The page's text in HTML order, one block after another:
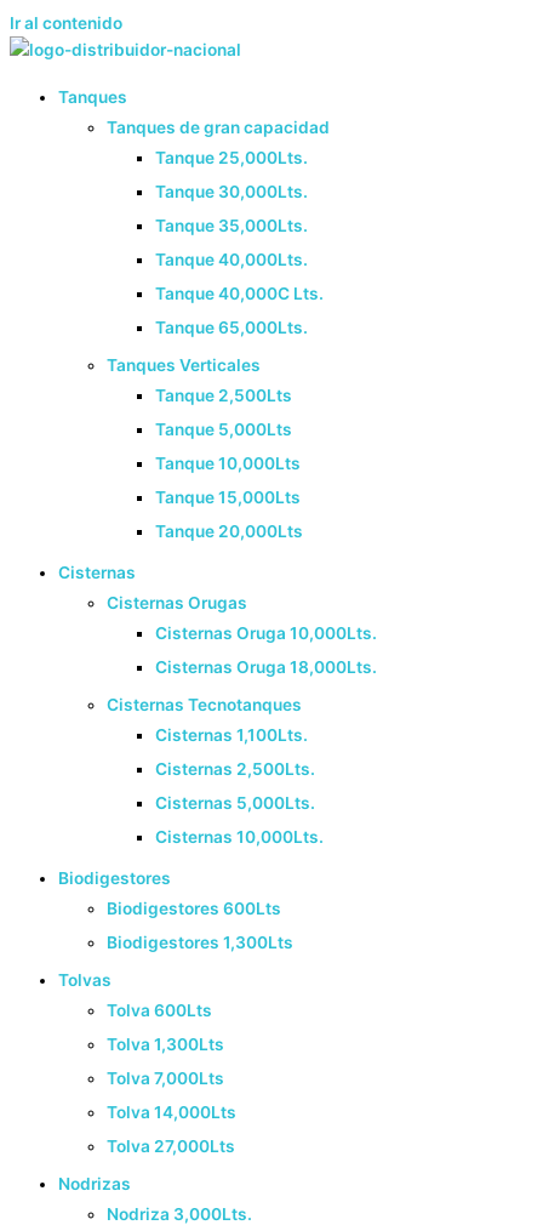
Ir al contenido
Tanques
Tanques de gran capacidad
Tanque 25,000Lts.
Tanque 30,000Lts.
Tanque 35,000Lts.
Tanque 40,000Lts.
Tanque 40,000C Lts.
Tanque 65,000Lts.
Tanques Verticales
Tanque 2,500Lts
Tanque 5,000Lts
Tanque 10,000Lts
Tanque 15,000Lts
Tanque 20,000Lts
Cisternas
Cisternas Orugas
Cisternas Oruga 10,000Lts.
Cisternas Oruga 18,000Lts.
Cisternas Tecnotanques
Cisternas 1,100Lts.
Cisternas 2,500Lts.
Cisternas 5,000Lts.
Cisternas 10,000Lts.
Biodigestores
Biodigestores 600Lts
Biodigestores 1,300Lts
Tolvas
Tolva 600Lts
Tolva 1,300Lts
Tolva 7,000Lts
Tolva 14,000Lts
Tolva 27,000Lts
Nodrizas
Nodriza 3,000Lts.